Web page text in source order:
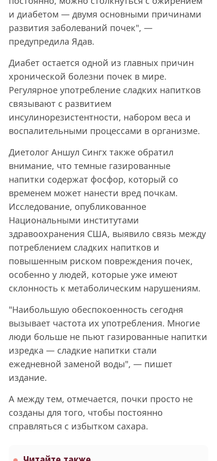
и диабетом — двумя основными причинами
развития заболеваний почек", —
предупредила Ядав.
Диабет остается одной из главных причин
хронической болезни почек в мире.
Регулярное употребление сладких напитков
связывают с развитием
инсулинорезистентности, набором веса и
воспалительными процессами в организме.
Диетолог Аншул Сингх также обратил
внимание, что темные газированные
напитки содержат фосфор, который со
временем может нанести вред почкам.
Исследование, опубликованное
Национальными институтами
здравоохранения США, выявило связь между
потреблением сладких напитков и
повышенным риском повреждения почек,
особенно у людей, которые уже имеют
склонность к метаболическим нарушениям.
"Наибольшую обеспокоенность сегодня
вызывает частота их употребления. Многие
люди больше не пьют газированные напитки
изредка — сладкие напитки стали
ежедневной заменой воды", — пишет
издание.
А между тем, отмечается, почки просто не
созданы для того, чтобы постоянно
справляться с избытком сахара.